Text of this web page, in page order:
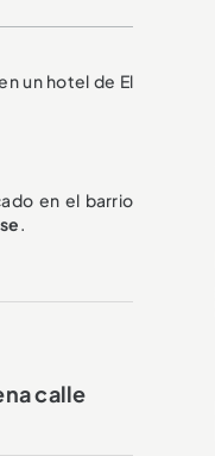
un hotel de El
en el barrio
.
calle